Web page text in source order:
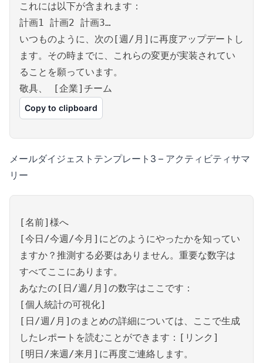
これには以下が含まれます：
計画1 計画2 計画3…
いつものように、次の[週/月]に再度アップデートし
ます。その時までに、これらの変更が実装されてい
ることを願っています。
敬具、 [企業]チーム
Copy to clipboard
メールダイジェストテンプレート3 – アクティビティサマ
リー
[名前]様へ
[今日/今週/今月]にどのようにやったかを知ってい
ますか？推測する必要はありません。重要な数字は
すべてここにあります。
あなたの[日/週/月]の数字はここです：
[個人統計の可視化]
[日/週/月]のまとめの詳細については、ここで生成
したレポートを読むことができます：[リンク]
[明日/来週/来月]に再度ご連絡します。